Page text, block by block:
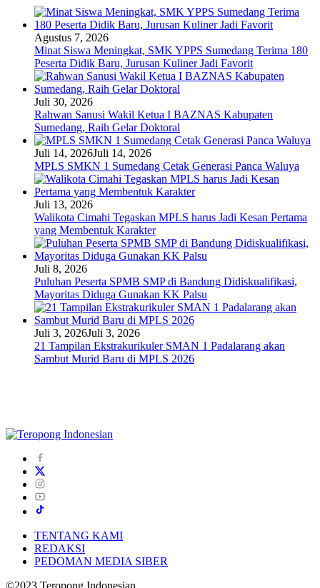
Agustus 7, 2026
Minat Siswa Meningkat, SMK YPPS Sumedang Terima 180
Peserta Didik Baru, Jurusan Kuliner Jadi Favorit
Juli 30, 2026
Rahwan Sanusi Wakil Ketua I BAZNAS Kabupaten
Sumedang, Raih Gelar Doktoral
Juli 14, 2026Juli 14, 2026
MPLS SMKN 1 Sumedang Cetak Generasi Panca Waluya
Juli 13, 2026
Walikota Cimahi Tegaskan MPLS harus Jadi Kesan Pertama
yang Membentuk Karakter
Juli 8, 2026
Puluhan Peserta SPMB SMP di Bandung Didiskualifikasi,
Mayoritas Diduga Gunakan KK Palsu
Juli 3, 2026Juli 3, 2026
21 Tampilan Ekstrakurikuler SMAN 1 Padalarang akan
Sambut Murid Baru di MPLS 2026
TENTANG KAMI
REDAKSI
PEDOMAN MEDIA SIBER
©2023 Teropong Indonesian